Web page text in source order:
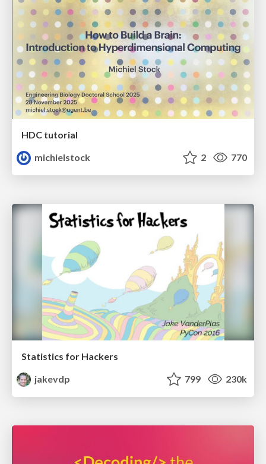
HDC tutorial
michielstock
2 770
Statistics for Hackers
jakevdp
799 230k